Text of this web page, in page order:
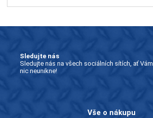
Sledujte nás
Sledujte nás na všech sociálních sítích, ať Vám
nic neunikne!
Vše o nákupu